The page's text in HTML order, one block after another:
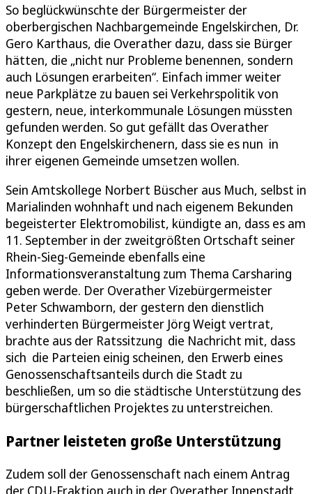
So beglückwünschte der Bürgermeister der
oberbergischen Nachbargemeinde Engelskirchen, Dr.
Gero Karthaus, die Overather dazu, dass sie Bürger
hätten, die „nicht nur Probleme benennen, sondern
auch Lösungen erarbeiten“. Einfach immer weiter
neue Parkplätze zu bauen sei Verkehrspolitik von
gestern, neue, interkommunale Lösungen müssten
gefunden werden. So gut gefällt das Overather
Konzept den Engelskirchenern, dass sie es nun in
ihrer eigenen Gemeinde umsetzen wollen.
Sein Amtskollege Norbert Büscher aus Much, selbst in
Marialinden wohnhaft und nach eigenem Bekunden
begeisterter Elektromobilist, kündigte an, dass es am
11. September in der zweitgrößten Ortschaft seiner
Rhein-Sieg-Gemeinde ebenfalls eine
Informationsveranstaltung zum Thema Carsharing
geben werde. Der Overather Vizebürgermeister
Peter Schwamborn, der gestern den dienstlich
verhinderten Bürgermeister Jörg Weigt vertrat,
brachte aus der Ratssitzung die Nachricht mit, dass
sich die Parteien einig scheinen, den Erwerb eines
Genossenschaftsanteils durch die Stadt zu
beschließen, um so die städtische Unterstützung des
bürgerschaftlichen Projektes zu unterstreichen.
Partner leisteten große Unterstützung
Zudem soll der Genossenschaft nach einem Antrag
der CDU-Fraktion auch in der Overather Innenstadt